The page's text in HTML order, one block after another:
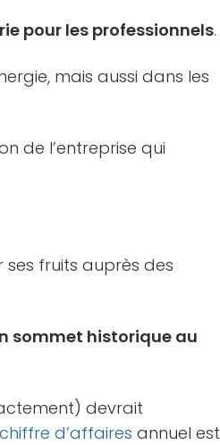
pour les professionnels.
mais aussi dans les
de l’entreprise qui
fruits auprès des
sommet historique au
devrait
chiffre d’affaires annuel est